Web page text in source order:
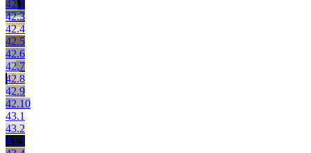
42.2
42.3
42.4
42.5
42.6
42.7
42.8
42.9
42.10
43.1
43.2
43.3